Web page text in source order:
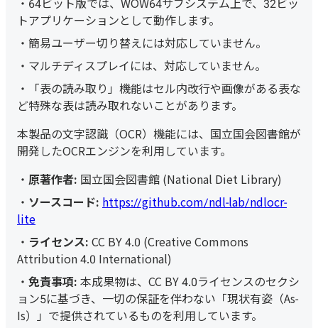
トアプリケーションとして動作します。
簡易ユーザー切り替えには対応していません。
マルチディスプレイには、対応していません。
「表の読み取り」機能はセル内改行や画像がある表な
ど特殊な表は読み取れないことがあります。
本製品の文字認識（OCR）機能には、国立国会図書館が
開発したOCRエンジンを利用しています。
原著作者: 国立国会図書館 (National Diet Library)
ソースコード: https://github.com/ndl-lab/ndlocr-
lite
ライセンス: CC BY 4.0 (Creative Commons
Attribution 4.0 International)
免責事項: 本成果物は、CC BY 4.0ライセンスのセクシ
ョン5に基づき、一切の保証を伴わない「現状有姿（As-
Is）」で提供されているものを利用しています。